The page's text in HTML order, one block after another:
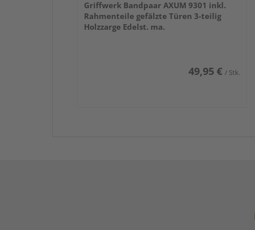
Griffwerk Bandpaar AXUM 9301 inkl.
Rahmenteile gefälzte Türen 3-teilig
Holzzarge Edelst. ma.
49,95 € / Stk.